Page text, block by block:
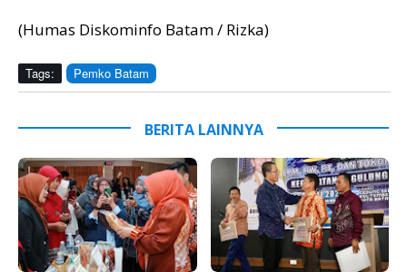
(Humas Diskominfo Batam / Rizka)
Tags: Pemko Batam
BERITA LAINNYA